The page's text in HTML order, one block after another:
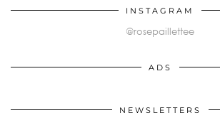
INSTAGRAM
@rosepaillettee
ADS
NEWSLETTERS